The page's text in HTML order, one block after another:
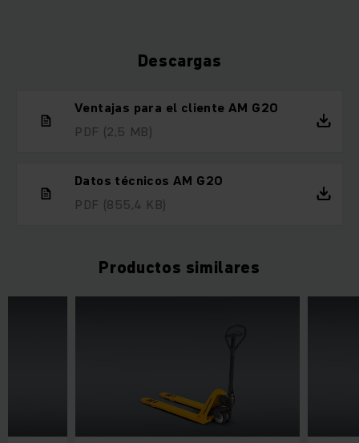
Descargas
Ventajas para el cliente AM G20
PDF (2,5 MB)
Datos técnicos AM G20
PDF (855,4 KB)
Productos similares